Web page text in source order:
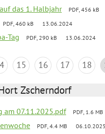
das 1. Halbjahr PDF, 456 kB
PDF, 460 kB 13.06.2024
Tag PDF, 290 kB 13.06.2024
15 16 17 18
Zscherndorf
am 07.11.2025.pdf PDF, 1.6 MB
PDF, 4.4 MB 06.10.2025